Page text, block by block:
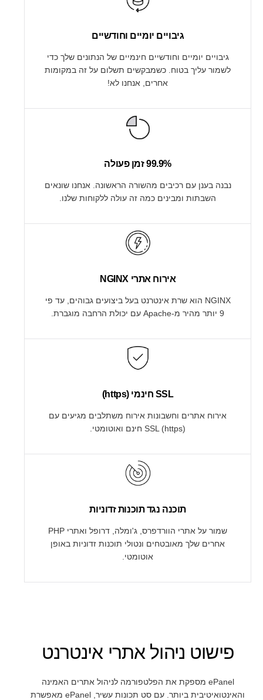
גיבויים יומיים וחודשיים
גיבויים יומיים וחודשיים חינמיים של הנתונים שלך כדי
לשמור עליך בטוח. כשמבקשים תשלום על זה במקומות
אחרים, אנחנו לא!
99.9% זמן פעולה
נבנה בענן עם רכיבים מהשורה הראשונה. אנחנו שונאים
השבתות ומבינים כמה זה עולה ללקוחות שלנו.
אירוח אתרי NGINX
NGINX הוא שרת אינטרנט בעל ביצועים גבוהים, עד פי
9 יותר מהיר מ-Apache עם יכולת הרחבה מוגברת.
SSL חינמי (https)
אירוח אתרים וחשבונות אירוח משתלבים מגיעים עם
SSL (https) חינם ואוטומטי.
תוכנה נגד תוכנות זדוניות
שמור על אתרי הוורדפרס, ג'ומלה, דרופל ואתרי PHP
אחרים שלך מאובטחים ונטולי תוכנות זדוניות באופן
אוטומטי.
פישוט ניהול אתרי אינטרנט
ePanel מספקת את הפלטפורמה לניהול אתרים האמינה
והאינטואיטיבית ביותר. עם סט תכונות עשיר, ePanel מאפשרת